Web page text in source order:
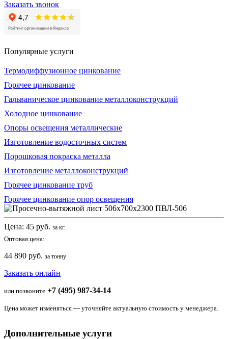
Заказать звонок
Популярные услуги
Термодиффузионное цинкование
Горячее цинкование
Гальваническое цинкование металлоконструкций
Холодное цинкование
Опоры освещения металлические
Изготовление водосточных систем
Порошковая покраска металла
Изготовление металлоконструкций
Горячее цинкование труб
Горячее цинкование опор освещения
Цена: 45 руб. за кг.
Оптовая цена:
44 890 руб. за тонну
Заказать онлайн
или позвоните +7 (495) 987-34-14
Цена может изменяться — уточняйте актуальную стоимость у менеджера.
Дополнительные услуги